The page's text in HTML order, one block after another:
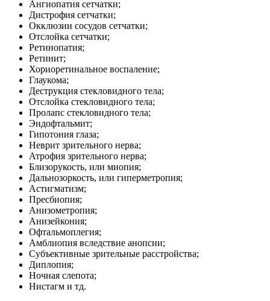
Ангиопатия сетчатки;
Дистрофия сетчатки;
Окклюзии сосудов сетчатки;
Отслойка сетчатки;
Ретинопатия;
Ретинит;
Хориоретинальное воспаление;
Глаукома;
Деструкция стекловидного тела;
Отслойка стекловидного тела;
Пролапс стекловидного тела;
Эндофтальмит;
Гипотония глаза;
Неврит зрительного нерва;
Атрофия зрительного нерва;
Близорукость, или миопия;
Дальнозоркость, или гиперметропия;
Астигматизм;
Пресбиопия;
Анизометропия;
Анизейкония;
Офтальмоплегия;
Амблиопия вследствие анопсии;
Субъективные зрительные расстройства;
Диплопия;
Ночная слепота;
Нистагм и тд.